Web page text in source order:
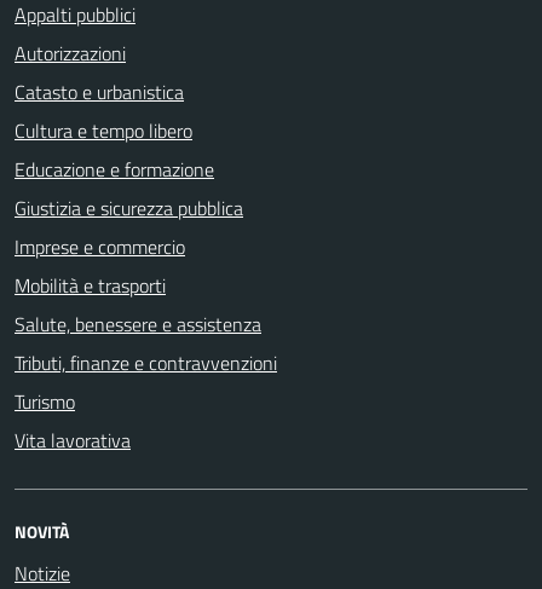
Appalti pubblici
Autorizzazioni
Catasto e urbanistica
Cultura e tempo libero
Educazione e formazione
Giustizia e sicurezza pubblica
Imprese e commercio
Mobilità e trasporti
Salute, benessere e assistenza
Tributi, finanze e contravvenzioni
Turismo
Vita lavorativa
NOVITÀ
Notizie